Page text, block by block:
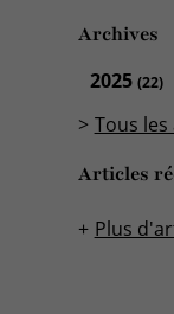
Archives
2025 (22)
Tous
Articles
Plus